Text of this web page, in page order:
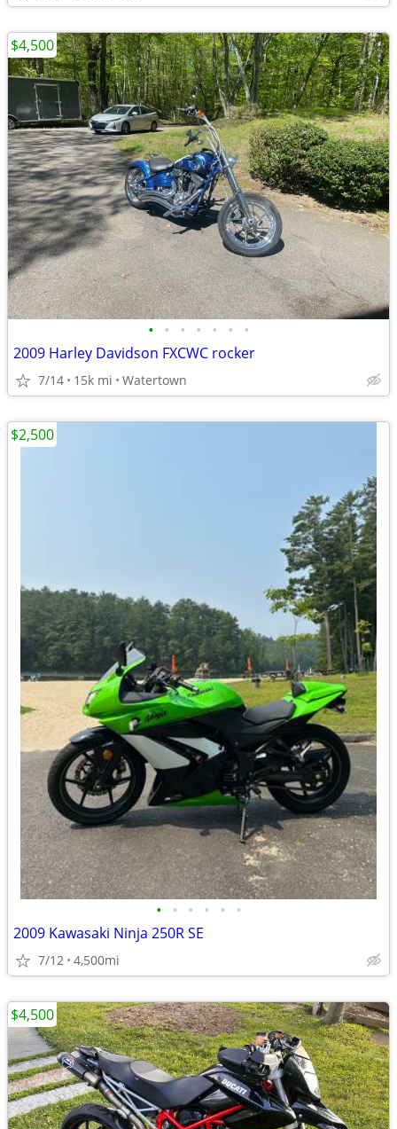
• • • • • • •
2009 Harley Davidson FXCWC rocker
7/14 15k mi Watertown
$4,500
• • • • • •
2009 Kawasaki Ninja 250R SE
7/12 4,500mi
$2,500
$4,500